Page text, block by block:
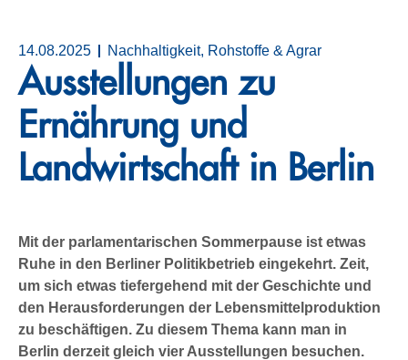
14.08.2025 Nachhaltigkeit, Rohstoffe & Agrar
Ausstellungen zu
Ernährung und
Landwirtschaft in Berlin
Mit der parlamentarischen Sommerpause ist etwas
Ruhe in den Berliner Politikbetrieb eingekehrt. Zeit,
um sich etwas tiefergehend mit der Geschichte und
den Herausforderungen der Lebensmittelproduktion
zu beschäftigen. Zu diesem Thema kann man in
Berlin derzeit gleich vier Ausstellungen besuchen.